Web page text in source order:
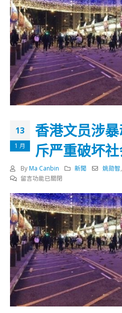
13
1 月
香港文员涉
斥严重破坏
By Ma Canbin 新聞 姚勋智
在
港
文
员
涉
暴
动
判
囚
3
年
官
留言功能已關閉